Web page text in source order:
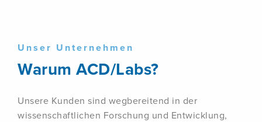
Unser Unternehmen
Warum ACD/Labs?
Unsere Kunden sind wegbereitend in der
wissenschaftlichen Forschung und Entwicklung,